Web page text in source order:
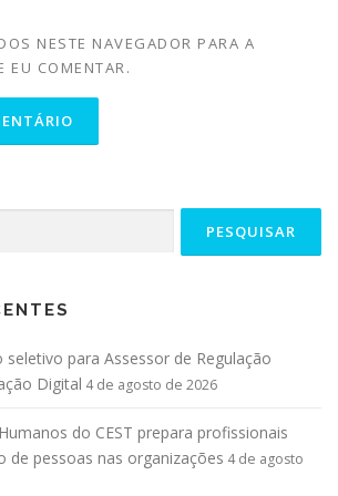
NESTE NAVEGADOR PARA A
EU COMENTAR.
seletivo para Assessor de Regulação
Digital 4 de agosto de 2026
do CEST prepara profissionais
de pessoas nas organizações 4 de agosto